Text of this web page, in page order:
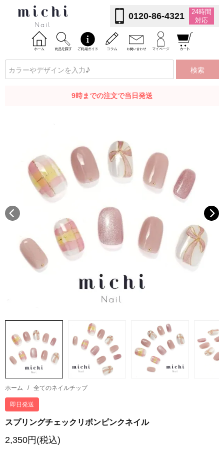
0120-86-4321
24時間
対応
検索
9時までの注文で当日発送
ホーム / 全てのネイルチップ
即日発送
スプリングチェックリボンピンクネイル
2,350円(税込)